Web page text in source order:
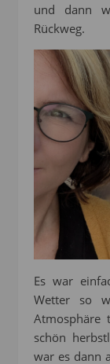
und dann
Rückweg.
Es war
Wetter so
Atmosphäre
schön
war es dann